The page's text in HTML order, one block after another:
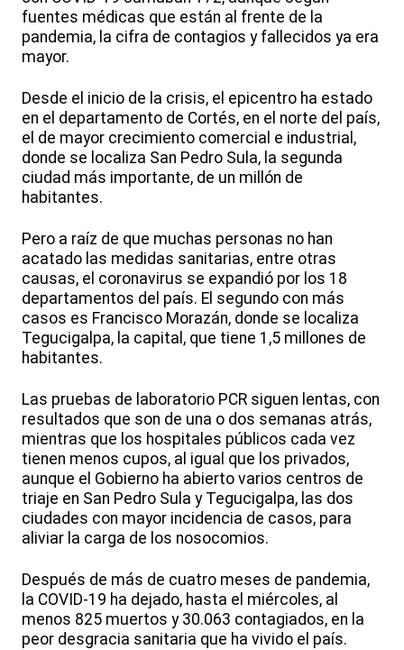
fuentes médicas que están al frente de la
pandemia, la cifra de contagios y fallecidos ya era
mayor.
Desde el inicio de la crisis, el epicentro ha estado
en el departamento de Cortés, en el norte del país,
el de mayor crecimiento comercial e industrial,
donde se localiza San Pedro Sula, la segunda
ciudad más importante, de un millón de
habitantes.
Pero a raíz de que muchas personas no han
acatado las medidas sanitarias, entre otras
causas, el coronavirus se expandió por los 18
departamentos del país. El segundo con más
casos es Francisco Morazán, donde se localiza
Tegucigalpa, la capital, que tiene 1,5 millones de
habitantes.
Las pruebas de laboratorio PCR siguen lentas, con
resultados que son de una o dos semanas atrás,
mientras que los hospitales públicos cada vez
tienen menos cupos, al igual que los privados,
aunque el Gobierno ha abierto varios centros de
triaje en San Pedro Sula y Tegucigalpa, las dos
ciudades con mayor incidencia de casos, para
aliviar la carga de los nosocomios.
Después de más de cuatro meses de pandemia,
la COVID-19 ha dejado, hasta el miércoles, al
menos 825 muertos y 30.063 contagiados, en la
peor desgracia sanitaria que ha vivido el país.